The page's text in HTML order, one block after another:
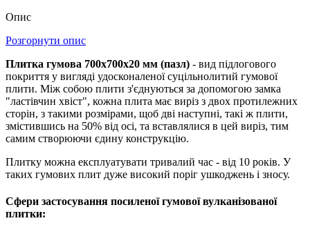
Опис
Розгорнути опис
Плитка гумова 700х700х20 мм (пазл) - вид підлогового
покриття у вигляді удосконаленої суцільнолитий гумової
плити. Між собою плити з'єднуються за допомогою замка
"ластівчин хвіст", кожна плита має виріз з двох протилежних
сторін, з такими розмірами, щоб дві наступні, такі ж плити,
змістившись на 50% від осі, та вставлялися в цей виріз, тим
самим створюючи єдину конструкцію.
Плитку можна експлуатувати тривалий час - від 10 років. У
таких гумових плит дуже високий поріг ушкоджень і зносу.
Сфери застосування посиленої гумової вулканізованої
плитки: